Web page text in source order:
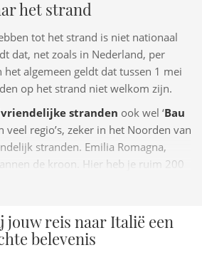
het strand
tot het strand is niet nationaal
dat, net zoals in Nederland, per
het algemeen geldt dat tussen 1 mei
op het strand niet welkom zijn.
stranden ook wel ‘Bau
veel regio’s, zeker in het Noorden van
stranden. Emilia Romagna,
de kroon. Hier heb je ruim 200
welkom zijn. Hoe verder je naar het
Vacanza vind je (in het Italiaans)
die toegankelijk zijn voor
jouw reis naar Italië een
belevenis